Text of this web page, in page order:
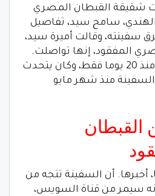
شقيقة القبطان المصري
سامح سيد، تفاصيل
سفينته، وقالت أميرة سيد،
المفقود، إنها تواصلت.
مع شقيقها لآخر مرة منذ 20 يوما فقط، وكان يتحدث
منذ شهر مايو
القبطان
أخبرها. أن السفينة تتجه من
سيمر من قناة السويس،